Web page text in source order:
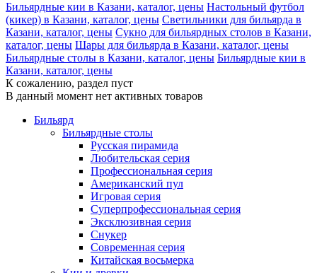
Бильярдные кии в Казани, каталог, цены Настольный футбол
(кикер) в Казани, каталог, цены Светильники для бильярда в
Казани, каталог, цены Сукно для бильярдных столов в Казани,
каталог, цены Шары для бильярда в Казани, каталог, цены
Бильярдные столы в Казани, каталог, цены Бильярдные кии в
Казани, каталог, цены
К сожалению, раздел пуст
В данный момент нет активных товаров
Бильярд
Бильярдные столы
Русская пирамида
Любительская серия
Профессиональная серия
Американский пул
Игровая серия
Суперпрофессиональная серия
Эксклюзивная серия
Снукер
Современная серия
Китайская восьмерка